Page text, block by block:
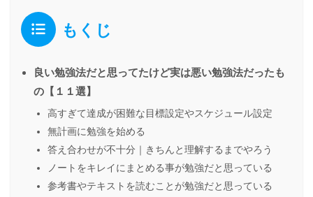
もくじ
良い勉強法だと思ってたけど実は悪い勉強法だったも
の【１１選】
高すぎて達成が困難な目標設定やスケジュール設定
無計画に勉強を始める
答え合わせが不十分｜きちんと理解するまでやろう
ノートをキレイにまとめる事が勉強だと思っている
参考書やテキストを読むことが勉強だと思っている